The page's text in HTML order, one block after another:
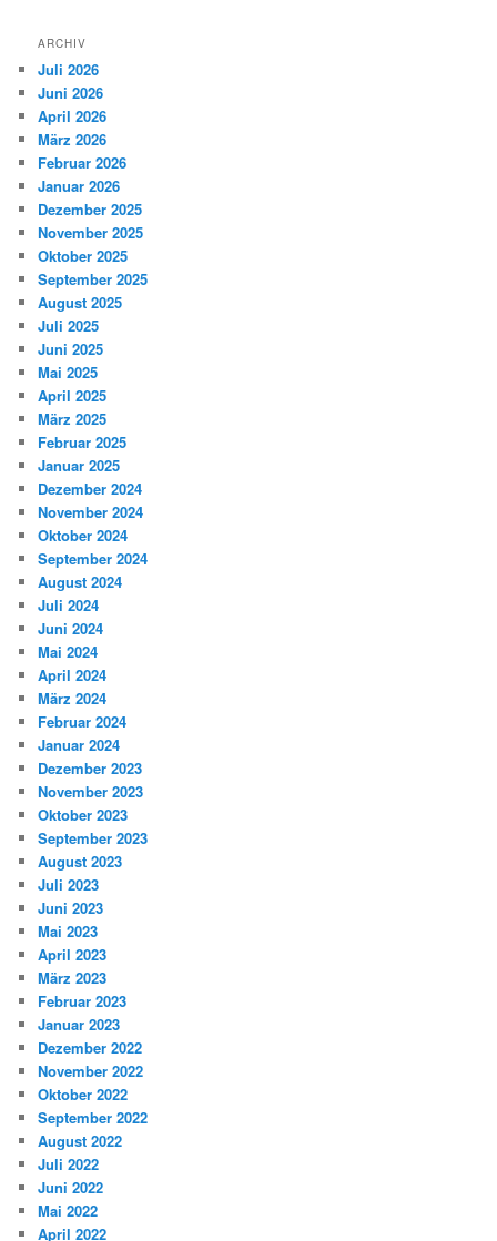
ARCHIV
Juli 2026
Juni 2026
April 2026
März 2026
Februar 2026
Januar 2026
Dezember 2025
November 2025
Oktober 2025
September 2025
August 2025
Juli 2025
Juni 2025
Mai 2025
April 2025
März 2025
Februar 2025
Januar 2025
Dezember 2024
November 2024
Oktober 2024
September 2024
August 2024
Juli 2024
Juni 2024
Mai 2024
April 2024
März 2024
Februar 2024
Januar 2024
Dezember 2023
November 2023
Oktober 2023
September 2023
August 2023
Juli 2023
Juni 2023
Mai 2023
April 2023
März 2023
Februar 2023
Januar 2023
Dezember 2022
November 2022
Oktober 2022
September 2022
August 2022
Juli 2022
Juni 2022
Mai 2022
April 2022